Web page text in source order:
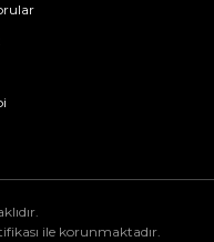
ile korunmaktadır.